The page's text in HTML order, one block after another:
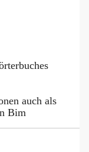
auch als
Bim